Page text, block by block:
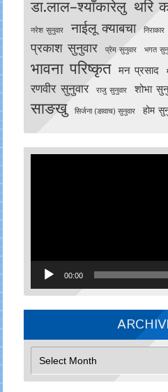
डा.लाल–श्याँकारेलु थरि
नरेश सुनुवार नाईलू क्याबचा निराकार
प्रकाश सुनुवार प्रेम सुनुवार भगत
भावना परिष्कृत मन प्रसाद
रणवीर सुनुवार राजु सुनुवार शोभा
साङखु सिर्जना (ङावाच) सुनुवार होम
00:00